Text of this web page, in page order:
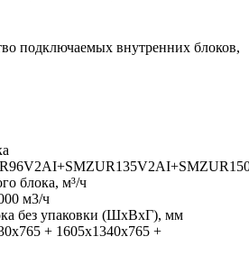
подключаемых внутренних блоков,
блока, м³/ч
м3/ч
без упаковки (ШхВхГ), мм
+ 1605x1340x765 +